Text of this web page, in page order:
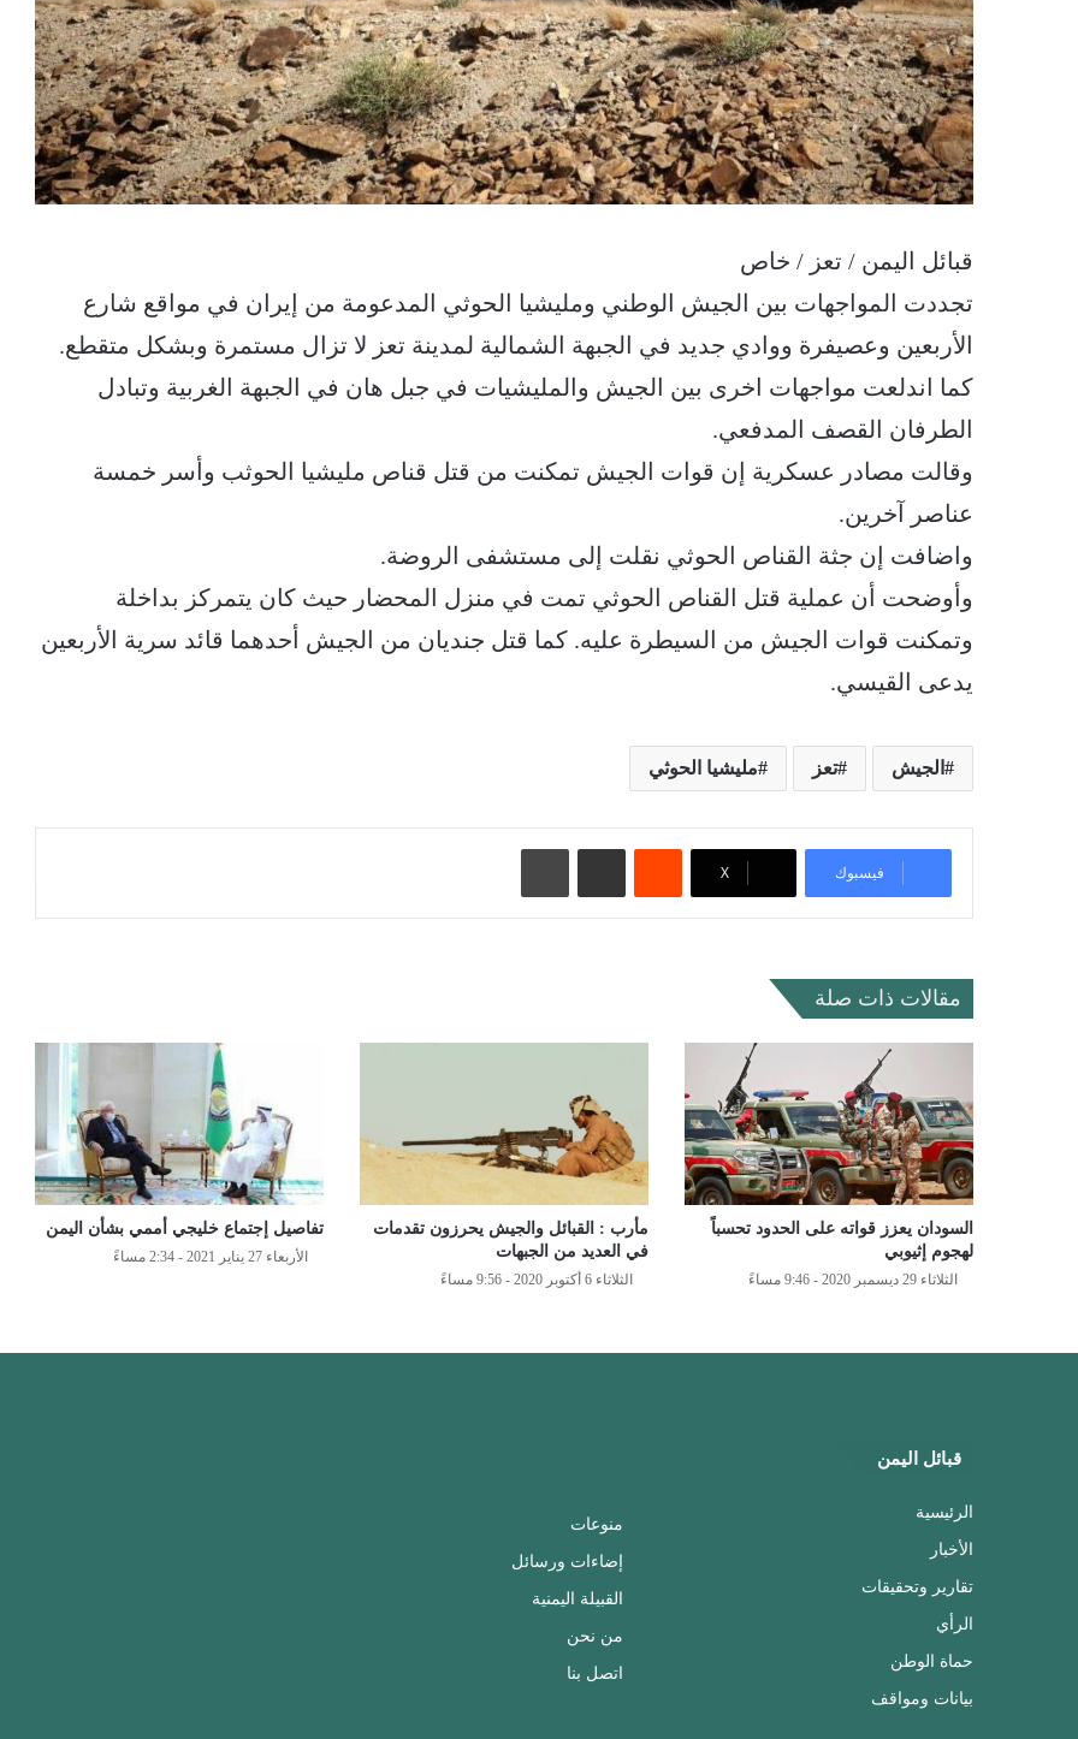
قبائل اليمن / تعز / خاص
تجددت المواجهات بين الجيش الوطني ومليشيا الحوثي المدعومة من إيران في مواقع شارع
الأربعين وعصيفرة ووادي جديد في الجبهة الشمالية لمدينة تعز لا تزال مستمرة وبشكل متقطع.
كما اندلعت مواجهات اخرى بين الجيش والمليشيات في جبل هان في الجبهة الغربية وتبادل
الطرفان القصف المدفعي.
وقالت مصادر عسكرية إن قوات الجيش تمكنت من قتل قناص مليشيا الحوثب وأسر خمسة
عناصر آخرين.
واضافت إن جثة القناص الحوثي نقلت إلى مستشفى الروضة.
وأوضحت أن عملية قتل القناص الحوثي تمت في منزل المحضار حيث كان يتمركز بداخلة
وتمكنت قوات الجيش من السيطرة عليه. كما قتل جنديان من الجيش أحدهما قائد سرية الأربعين
يدعى القيسي.
الجيش تعز مليشيا الحوثي
فيسبوك ‫X
مقالات ذات صلة
السودان يعزز قواته على الحدود تحسباً
لهجوم إثيوبي
الثلاثاء 29 ديسمبر 2020 - 9:46 مساءً
مأرب : القبائل والجيش يحرزون تقدمات
في العديد من الجبهات
الثلاثاء 6 أكتوبر 2020 - 9:56 مساءً
تفاصيل إجتماع خليجي أممي بشأن اليمن
الأربعاء 27 يناير 2021 - 2:34 مساءً
قبائل اليمن
الرئيسية
الأخبار
تقارير وتحقيقات
الرأي
حماة الوطن
بيانات ومواقف
منوعات
إضاءات ورسائل
القبيلة اليمنية
من نحن
اتصل بنا